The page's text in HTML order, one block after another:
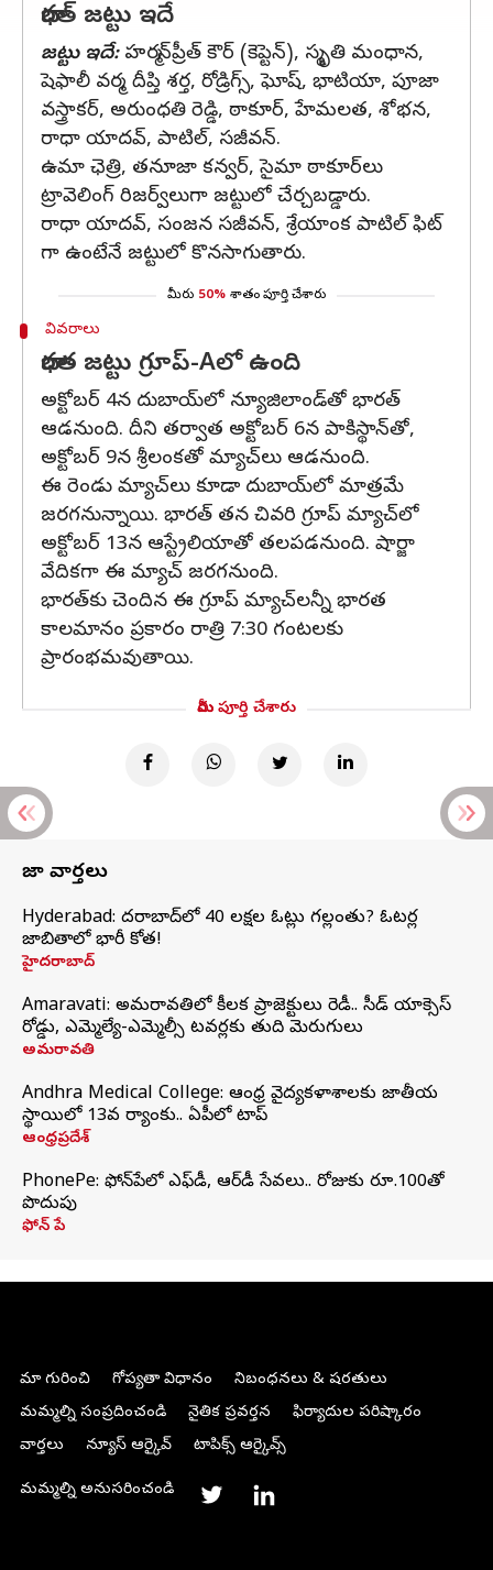
భారత్‌ జట్టు ఇదే
జట్టు ఇదే:హర్మన్‌ప్రీత్‌ కౌర్‌ (కెప్టెన్‌), స్మృతి మంధాన,
షెఫాలీ వర్మ, దీప్తి శర్త, రోడ్రిగ్స్‌, ఘోష్‌, భాటియా, పూజా
వస్త్రాకర్‌, అరుంధతి రెడ్డి, ఠాకూర్‌, హేమలత, శోభన,
రాధా యాదవ్‌, పాటిల్‌, సజీవన్‌.
ఉమా ఛెత్రి, తనూజా కన్వర్, సైమా ఠాకూర్‌లు
ట్రావెలింగ్ రిజర్వ్‌లుగా జట్టులో చేర్చబడ్డారు.
రాధా యాదవ్, సంజన సజీవన్, శ్రేయాంక పాటిల్ ఫిట్
గా ఉంటేనే జట్టులో కొనసాగుతారు.
మీరు 50% శాతం పూర్తి చేశారు
వివరాలు
భారత జట్టు గ్రూప్-Aలో ఉంది
అక్టోబర్ 4న దుబాయ్‌లో న్యూజిలాండ్‌తో భారత్
ఆడనుంది. దీని తర్వాత అక్టోబర్ 6న పాకిస్థాన్‌తో,
అక్టోబర్ 9న శ్రీలంకతో మ్యాచ్‌లు ఆడనుంది.
ఈ రెండు మ్యాచ్‌లు కూడా దుబాయ్‌లో మాత్రమే
జరగనున్నాయి. భారత్ తన చివరి గ్రూప్ మ్యాచ్‌లో
అక్టోబర్ 13న ఆస్ట్రేలియాతో తలపడనుంది. షార్జా
వేదికగా ఈ మ్యాచ్ జరగనుంది.
భారత్‌కు చెందిన ఈ గ్రూప్ మ్యాచ్‌లన్నీ భారత
కాలమానం ప్రకారం రాత్రి 7:30 గంటలకు
ప్రారంభమవుతాయి.
మీరు పూర్తి చేశారు
తాజా వార్తలు
Hyderabad: హైదరాబాద్‌లో 40 లక్షల ఓట్లు గల్లంతు? ఓటర్ల
జాబితాలో భారీ కోత!
హైదరాబాద్
Amaravati: అమరావతిలో కీలక ప్రాజెక్టులు రెడీ.. సీడ్‌ యాక్సెస్‌
రోడ్డు, ఎమ్మెల్యే-ఎమ్మెల్సీ టవర్లకు తుది మెరుగులు
అమరావతి
Andhra Medical College: ఆంధ్ర వైద్యకళాశాలకు జాతీయ
స్థాయిలో 13వ ర్యాంకు.. ఏపీలో టాప్
ఆంధ్రప్రదేశ్
PhonePe: ఫోన్‌పేలో ఎఫ్‌డీ, ఆర్‌డీ సేవలు.. రోజుకు రూ.100తో
పొదుపు
ఫోన్‌ పే
మా గురించి గోప్యతా విధానం
నిబంధనలు & షరతులు
మమ్మల్ని సంప్రదించండి
నైతిక ప్రవర్తన
ఫిర్యాదుల పరిష్కారం
వార్తలు
న్యూస్ ఆర్కైవ్ టాపిక్స్ ఆర్కైవ్స్
మమ్మల్ని అనుసరించండి